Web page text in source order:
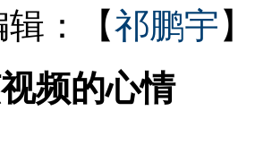
屋”被拆除：【祁鹏宇 】
频的心情